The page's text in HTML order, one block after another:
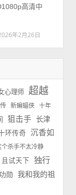
高清中
年2月26日
心理师 超越
新蝙蝠侠
十年
狙击手
长津
环传奇
沉香如
个杀手不太冷静
且试天下
独行
勋
我和我的祖